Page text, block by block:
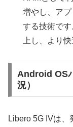
増やし、ア
する技術で
上し、より
Android OS
況）
Libero 5G IVは